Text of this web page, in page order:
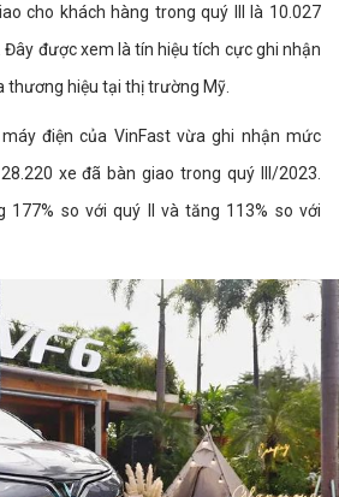
cho khách hàng trong quý III là 10.027
Đây được xem là tín hiệu tích cực ghi nhận
thương hiệu tại thị trường Mỹ.
điện của VinFast vừa ghi nhận mức
xe đã bàn giao trong quý III/2023.
177% so với quý II và tăng 113% so với